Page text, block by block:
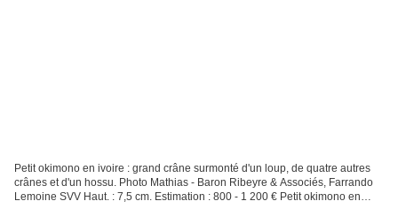
Petit okimono en ivoire : grand crâne surmonté d'un loup, de quatre autres
crânes et d'un hossu. Photo Mathias - Baron Ribeyre & Associés, Farrando
Lemoine SVV Haut. : 7,5 cm. Estimation : 800 - 1 200 € Petit okimono en